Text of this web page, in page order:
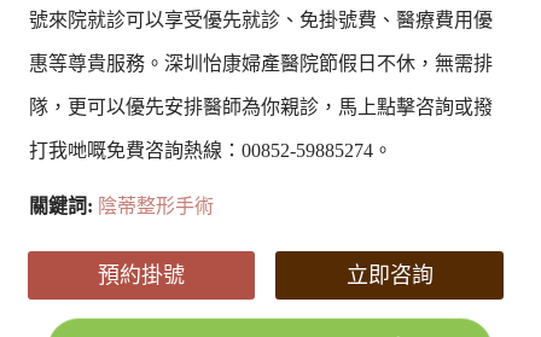
號來院就診可以享受優先就診、免掛號費、醫療費用優
惠等尊貴服務。深圳怡康婦產醫院節假日不休，無需排
隊，更可以優先安排醫師為你親診，馬上點擊咨詢或撥
打我哋嘅免費咨詢熱線：00852-59885274。
關鍵詞: 陰蒂整形手術
預約掛號 立即咨詢